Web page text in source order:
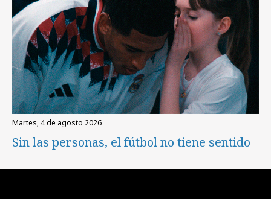
martes, 4 de agosto 2026
Sin las personas, el fútbol no tiene sentido